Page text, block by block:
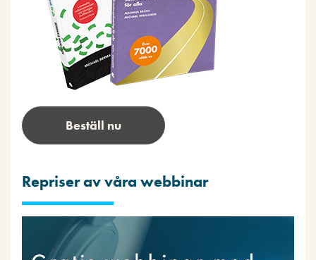
Beställ nu
Repriser av våra webbinar